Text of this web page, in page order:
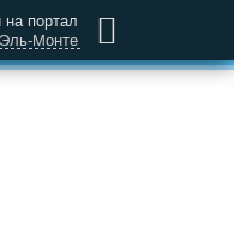
на портал
Эль-Монте